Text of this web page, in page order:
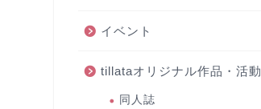
イベント
tillataオリジナル作品・活動
同人誌